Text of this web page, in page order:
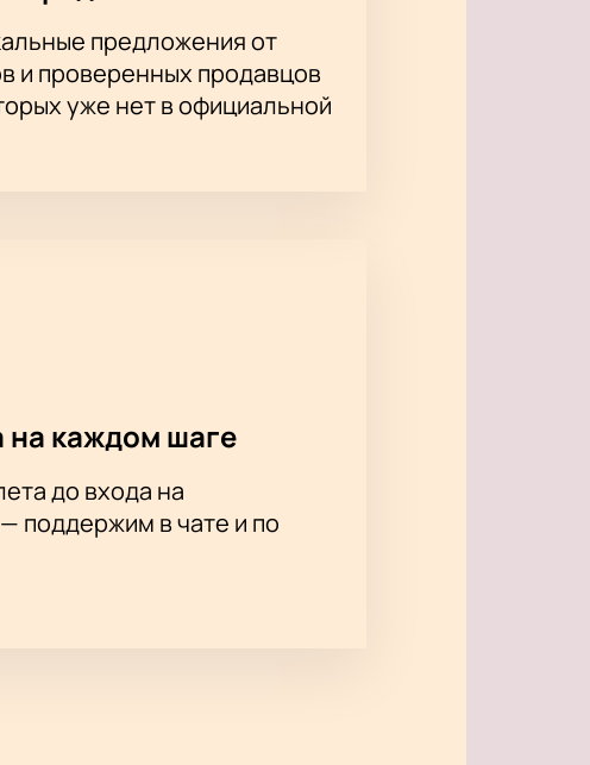
предложения от
и проверенных продавцов
уже нет в официальной
каждом шаге
до входа на
поддержим в чате и по